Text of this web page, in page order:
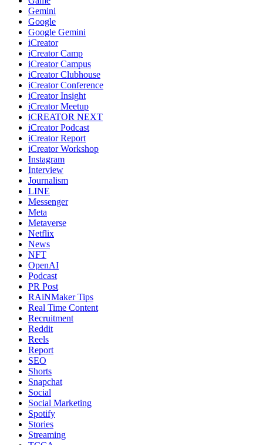
Gemini
Google
Google Gemini
iCreator
iCreator Camp
iCreator Campus
iCreator Clubhouse
iCreator Conference
iCreator Insight
iCreator Meetup
iCREATOR NEXT
iCreator Podcast
iCreator Report
iCreator Workshop
Instagram
Interview
Journalism
LINE
Messenger
Meta
Metaverse
Netflix
News
NFT
OpenAI
Podcast
PR Post
RAiNMaker Tips
Real Time Content
Recruitment
Reddit
Reels
Report
SEO
Shorts
Snapchat
Social
Social Marketing
Spotify
Stories
Streaming